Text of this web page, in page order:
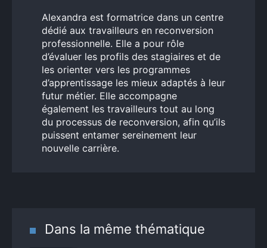
Alexandra est formatrice dans un centre
dédié aux travailleurs en reconversion
professionnelle. Elle a pour rôle
d’évaluer les profils des stagiaires et de
les orienter vers les programmes
d’apprentissage les mieux adaptés à leur
futur métier. Elle accompagne
également les travailleurs tout au long
du processus de reconversion, afin qu’ils
puissent entamer sereinement leur
nouvelle carrière.
Dans la même thématique